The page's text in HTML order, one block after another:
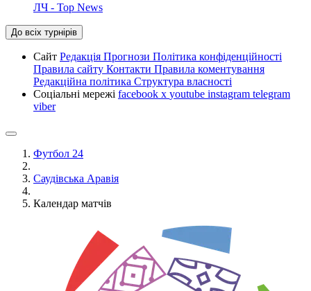
ЛЧ - Top News
До всіх турнірів
Сайт Редакція Прогнози Політика конфіденційності
Правила сайту Контакти Правила коментування
Редакційна політика Структура власності
Соціальні мережі facebook x youtube instagram telegram
viber
Футбол 24
Саудівська Аравія
Календар матчів